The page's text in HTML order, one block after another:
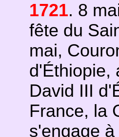
1721. 8
fête du
mai,
d'Éthiopie,
David III
France, la
s'engage